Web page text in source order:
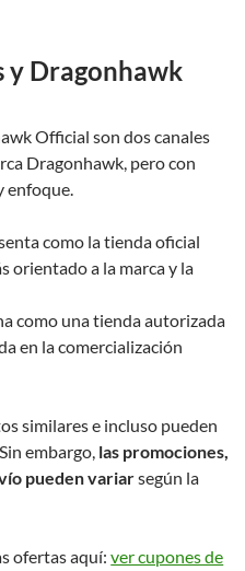
Dragonhawk
Official son dos canales
Dragonhawk, pero con
enfoque.
como la tienda oficial
orientado a la marca y la
como una tienda autorizada
en la comercialización
similares e incluso pueden
embargo, las promociones,
pueden variarsegún la
ofertas aquí:ver cupones de